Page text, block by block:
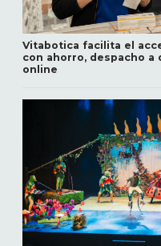
Vitabotica facilita el
con ahorro, despacho
online